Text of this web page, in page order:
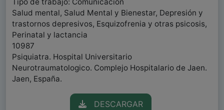
Salud mental, Salud Mental y Bienestar, Depresión y
trastornos depresivos, Esquizofrenia y otras psicosis,
Perinatal y lactancia
10987
Psiquiatra. Hospital Universitario
Neurotraumatologico. Complejo Hospitalario de Jaen.
Jaen, España.
DESCARGAR